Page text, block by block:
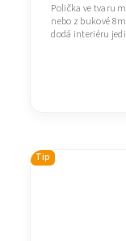
Polička ve tvaru
nebo z bukové
dodá interiéru
Tip